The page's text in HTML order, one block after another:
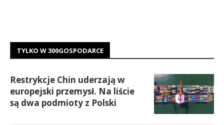
TYLKO W 300GOSPODARCE
Restrykcje Chin uderzają w
europejski przemysł. Na liście
są dwa podmioty z Polski